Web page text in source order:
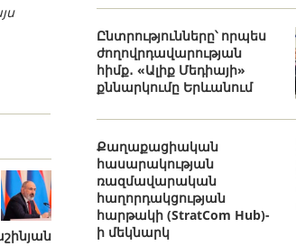
Ընտրությունները՝ որպես
ժողովրդավարության
հիմք․ «Ալիք Մեդիայի»
քննարկումը Երևանում
Քաղաքացիական
հասարակության
ռազմավարական
հաղորդակցության
հարթակի (StratCom Hub)-
ի մեկնարկ